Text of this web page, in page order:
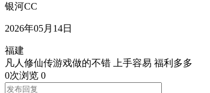
银河CC
2026年05月14日
福建
凡人修仙传游戏做的不错 上手容易 福利多多
0次浏览 0